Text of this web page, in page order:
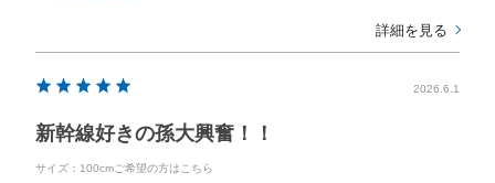
詳細を見る
2026.6.1
新幹線好きの孫大興奮！！
サイズ：100cmご希望の方はこちら